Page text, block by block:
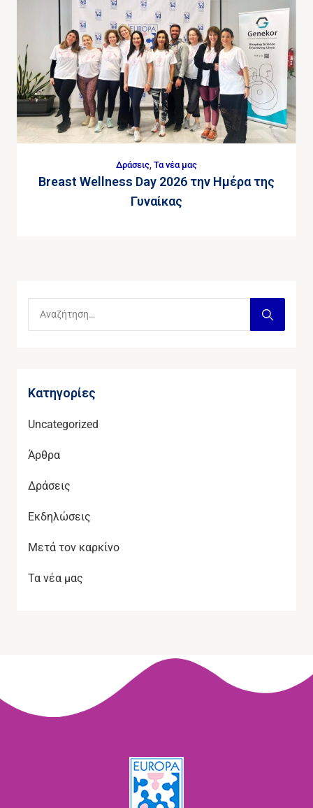
Δράσεις, Τα νέα μας
Breast Wellness Day 2026 την Ημέρα της
Γυναίκας
Kατηγορίες
Uncategorized
Άρθρα
Δράσεις
Εκδηλώσεις
Μετά τον καρκίνο
Τα νέα μας